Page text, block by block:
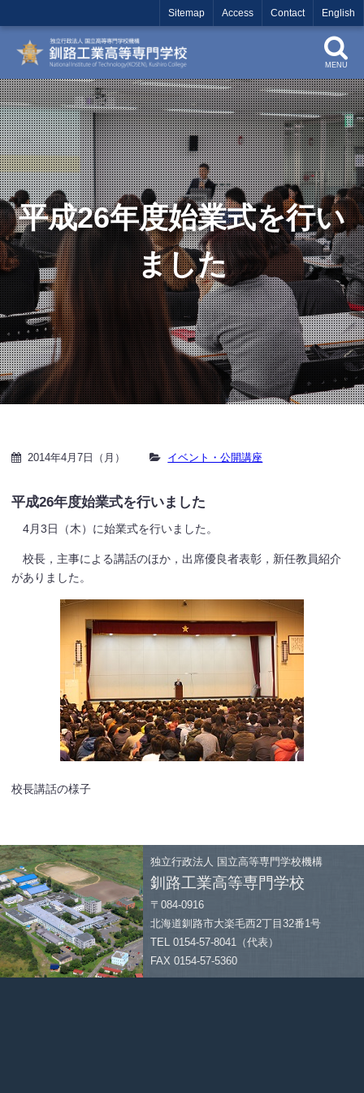
Sitemap Access Contact English
MENU
平成26年度始業式を行い
ました
2014年4月7日（月） イベント・公開講座
平成26年度始業式を行いました
4月3日（木）に始業式を行いました。
校長，主事による講話のほか，出席優良者表彰，新任教員紹介
がありました。
校長講話の様子
独立行政法人 国立高等専門学校機構
釧路工業高等専門学校
〒084-0916
北海道釧路市大楽毛西2丁目32番1号
TEL 0154-57-8041（代表）
FAX 0154-57-5360